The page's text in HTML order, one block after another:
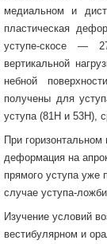
медиальном и
пластическая
уступе-скосе —
вертикальной
небной
получены для
уступа (81Н и 53Н),
При горизонтальном
деформация на
прямого уступа уже
случае уступа-
Изучение условий
вестибулярном и